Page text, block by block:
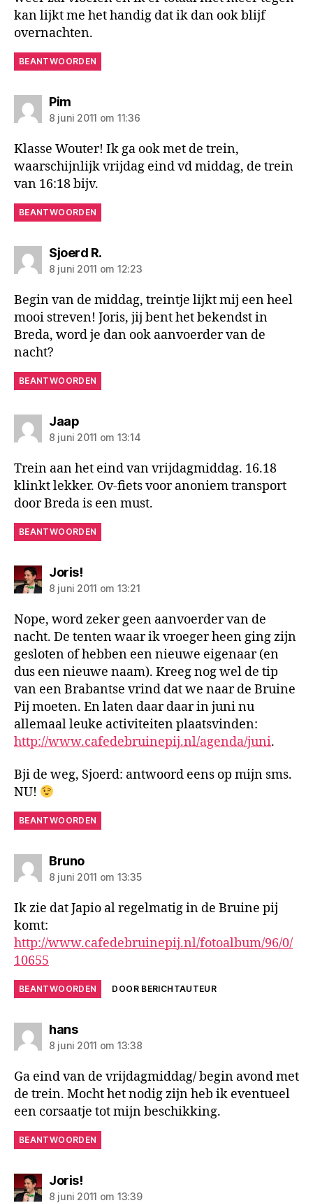
kan lijkt me het handig dat ik dan ook blijf
overnachten.
BEANTWOORDEN
Pimzegt:
8 juni 2011 om 11:36
Klasse Wouter! Ik ga ook met de trein,
waarschijnlijk vrijdag eind vd middag, de trein
van 16:18 bijv.
BEANTWOORDEN
Sjoerd R.zegt:
8 juni 2011 om 12:23
Begin van de middag, treintje lijkt mij een heel
mooi streven! Joris, jij bent het bekendst in
Breda, word je dan ook aanvoerder van de
nacht?
BEANTWOORDEN
Jaapzegt:
8 juni 2011 om 13:14
Trein aan het eind van vrijdagmiddag. 16.18
klinkt lekker. Ov-fiets voor anoniem transport
door Breda is een must.
BEANTWOORDEN
Joris!zegt:
8 juni 2011 om 13:21
Nope, word zeker geen aanvoerder van de
nacht. De tenten waar ik vroeger heen ging zijn
gesloten of hebben een nieuwe eigenaar (en
dus een nieuwe naam). Kreeg nog wel de tip
van een Brabantse vrind dat we naar de Bruine
Pij moeten. En laten daar daar in juni nu
allemaal leuke activiteiten plaatsvinden:
http://www.cafedebruinepij.nl/agenda/juni.
Bji de weg, Sjoerd: antwoord eens op mijn sms.
NU!
BEANTWOORDEN
Brunozegt:
8 juni 2011 om 13:35
Ik zie dat Japio al regelmatig in de Bruine pij
komt:
http://www.cafedebruinepij.nl/fotoalbum/96/0/
10655
BEANTWOORDEN DOOR BERICHTAUTEUR
hanszegt:
8 juni 2011 om 13:38
Ga eind van de vrijdagmiddag/ begin avond met
de trein. Mocht het nodig zijn heb ik eventueel
een corsaatje tot mijn beschikking.
BEANTWOORDEN
Joris!zegt:
8 juni 2011 om 13:39